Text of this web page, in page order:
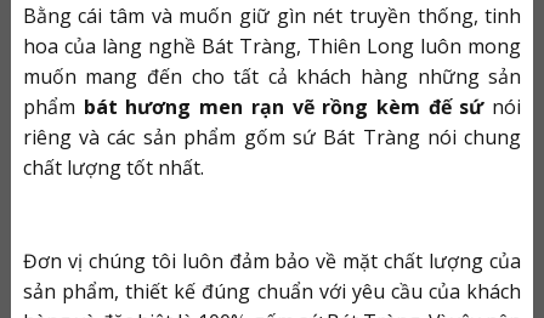
Bằng cái tâm và muốn giữ gìn nét truyền thống, tinh
hoa của làng nghề Bát Tràng, Thiên Long luôn mong
muốn mang đến cho tất cả khách hàng những sản
phẩm bát hương men rạn vẽ rồng kèm đế sứnói
riêng và các sản phẩm gốm sứ Bát Tràng nói chung
chất lượng tốt nhất.
Đơn vị chúng tôi luôn đảm bảo về mặt chất lượng của
sản phẩm, thiết kế đúng chuẩn với yêu cầu của khách